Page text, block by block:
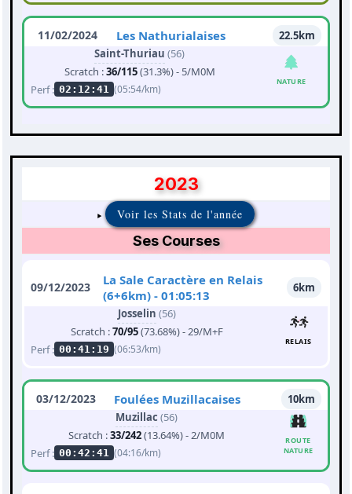
11/02/2024 Les Nathurialaises
22.5km
Saint-Thuriau (56)
Scratch :36/115(31.3%) - 5/M0M
Perf : 02:12:41 (05:54/km)
NATURE
2023
Voir les Stats de l'année
Ses Courses
09/12/2023
La Sale Caractère en Relais
(6+6km) - 01:05:13
6km
Josselin (56)
Scratch :70/95(73.68%) - 29/M+F
Perf : 00:41:19 (06:53/km)
RELAIS
03/12/2023 Foulées Muzillacaises
10km
Muzillac (56)
Scratch :33/242(13.64%) - 2/M0M
Perf : 00:42:41 (04:16/km)
ROUTE
NATURE